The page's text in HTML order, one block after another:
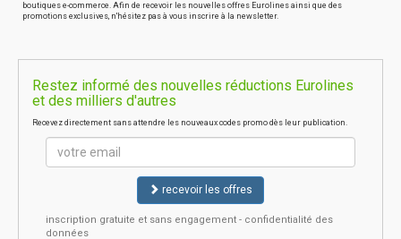
boutiques e-commerce. Afin de recevoir les nouvelles offres Eurolines ainsi que des
promotions exclusives, n'hésitez pas à vous inscrire à la newsletter.
Restez informé des nouvelles réductions Eurolines
et des milliers d'autres
Recevez directement sans attendre les nouveaux codes promo dès leur publication.
recevoir les offres
inscription gratuite et sans engagement - confidentialité des
données